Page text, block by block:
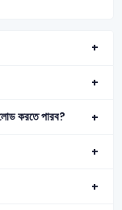
করতে পারব?